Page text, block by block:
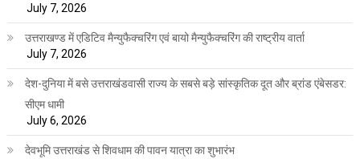
July 7, 2026
उत्तराखण्ड में एडिटिव मैन्युफैक्चरिंग एवं बायो मैन्युफैक्चरिंग की राष्ट्रीय वार्ता
July 7, 2026
देश-दुनिया में बसे उत्तराखंडवासी राज्य के सबसे बड़े सांस्कृतिक दूत और ब्रांड एंबेसडर:
सीएम धामी
July 6, 2026
देवभूमि उत्तराखंड से शिवधाम की पावन यात्रा का शुभारंभ